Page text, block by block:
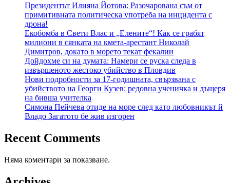
Президентът Илияна Йотова: Разочарована съм от
примитивната политическа употреба на инцидента с
дрона!
Екобомба в Свети Влас и „Елените“! Как се грабят
милиони в сянката на кмета-арестант Николай
Димитров, докато в морето текат фекалии
Дойдохме си на думата: Намери се руска следа в
извършеното жестоко убийство в Пловдив
Нови подробности за 17-годишната, свързвана с
убийството на Георги Кузев: редовна ученичка и дъщеря
на бивша учителка
Симона Пейчева отиде на море след като любовникът й
Владо Загатото бе жив изгорен
Recent Comments
Няма коментари за показване.